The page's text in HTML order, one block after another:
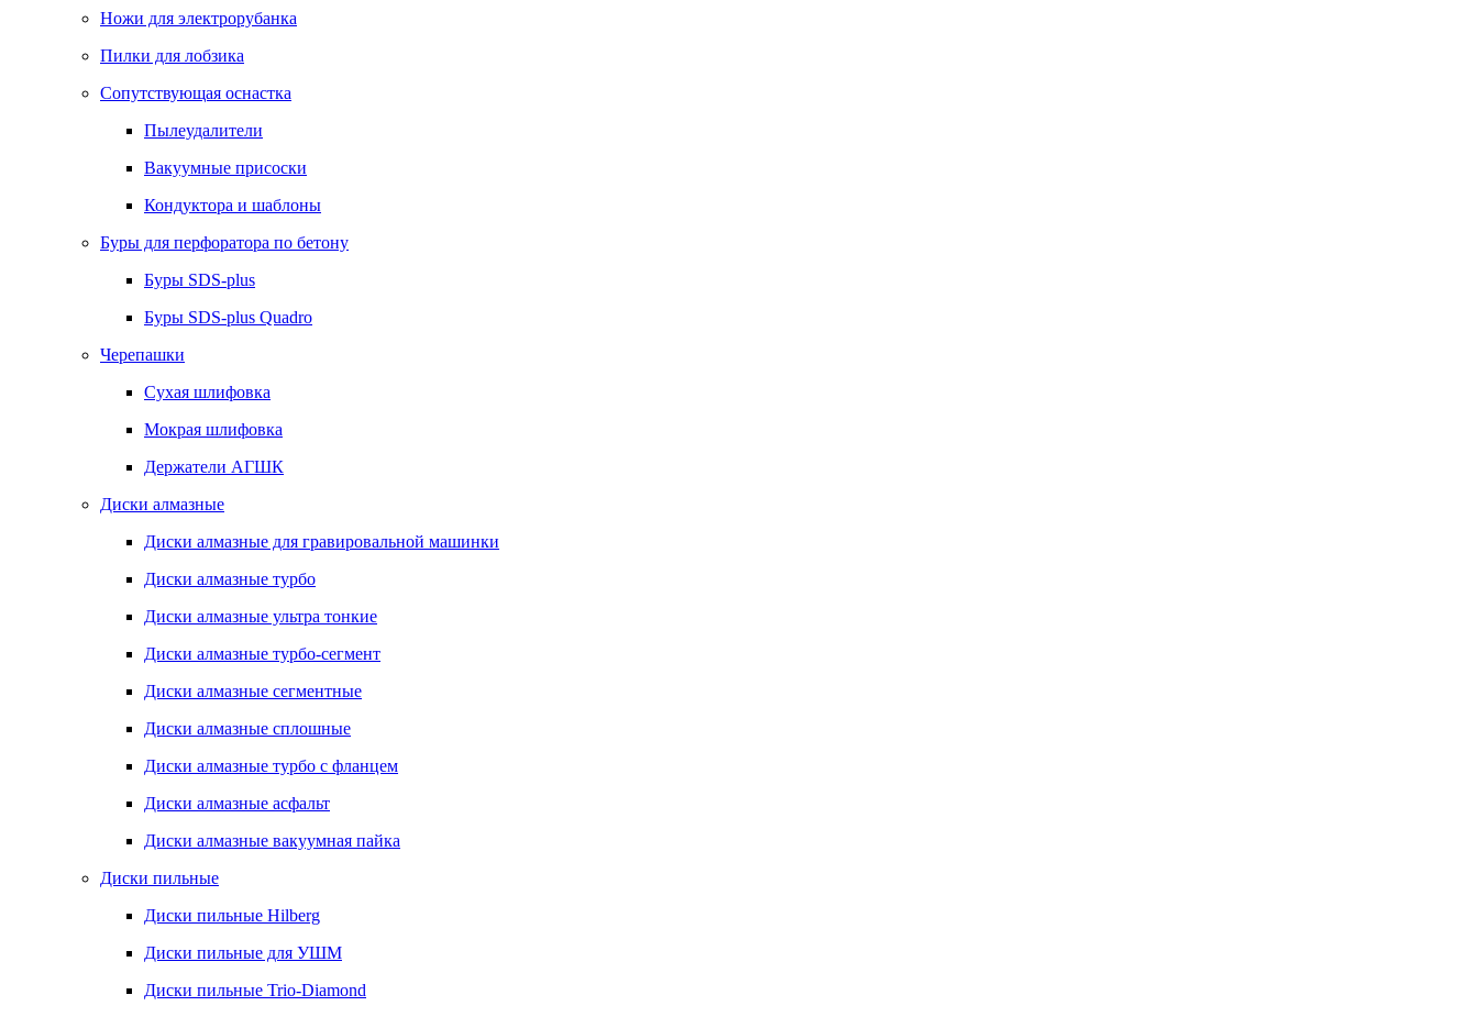
Ножи для электрорубанка
Пилки для лобзика
Сопутствующая оснастка
Пылеудалители
Вакуумные присоски
Кондуктора и шаблоны
Буры для перфоратора по бетону
Буры SDS-plus
Буры SDS-plus Quadro
Черепашки
Сухая шлифовка
Мокрая шлифовка
Держатели АГШК
Диски алмазные
Диски алмазные для гравировальной машинки
Диски алмазные турбо
Диски алмазные ультра тонкие
Диски алмазные турбо-сегмент
Диски алмазные сегментные
Диски алмазные сплошные
Диски алмазные турбо с фланцем
Диски алмазные асфальт
Диски алмазные вакуумная пайка
Диски пильные
Диски пильные Hilberg
Диски пильные для УШМ
Диски пильные Trio-Diamond